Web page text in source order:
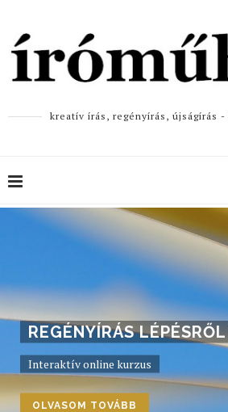
kreatív írás, regényírás, újságírás
REGÉNYÍRÁS
Interaktív online kurzus
OLVASOM TOVÁBB